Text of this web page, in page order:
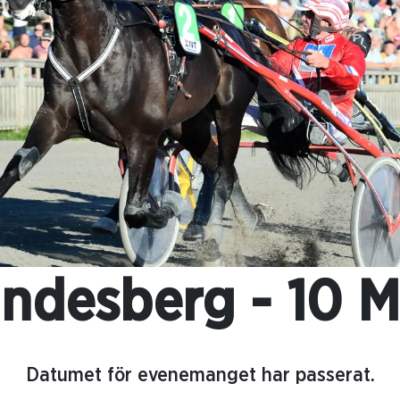
- 10
Datumet för evenemanget har passerat.